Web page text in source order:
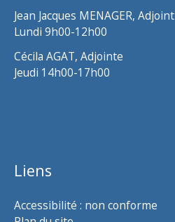
Jean Jacques MENAGER, Adjoint
Lundi 9h00-12h00
Cécila AGAT, Adjointe
Jeudi 14h00-17h00
Liens
Accessibilité : non conforme